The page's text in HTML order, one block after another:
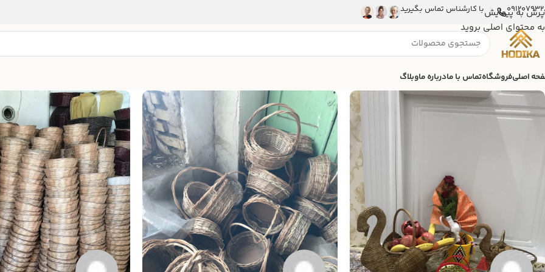
پرش به پیمایش
به محتوای اصلی بروید
با کارشناس تماس بگیرید
اصلیفروشگاهتماس با مادرباره ماوبلاگ